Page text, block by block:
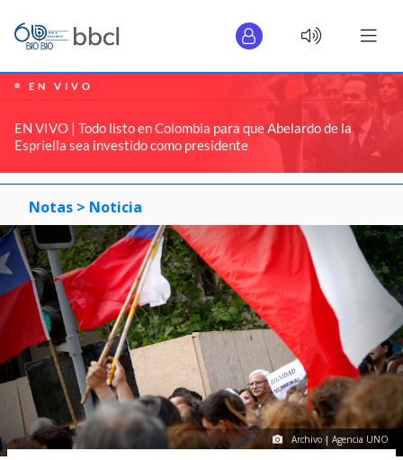
EN VIVO
EN VIVO | Todo listo en Colombia para que Abelardo de la
Espriella sea investido como presidente
Notas > Noticia
Archivo | Agencia UNO